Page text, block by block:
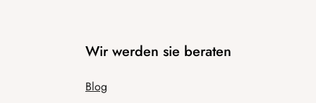
Wir werden sie beraten
Blog